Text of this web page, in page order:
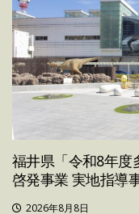
福井県「令和8年度
啓発事業 実地指導
2026年8月8日